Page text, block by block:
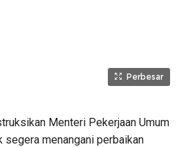
Perbesar
Menteri Pekerjaan Umum
segera menangani perbaikan